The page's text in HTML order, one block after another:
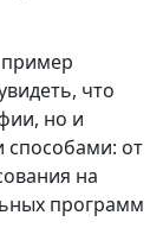
пример
что
но и
способами: от
на
программ